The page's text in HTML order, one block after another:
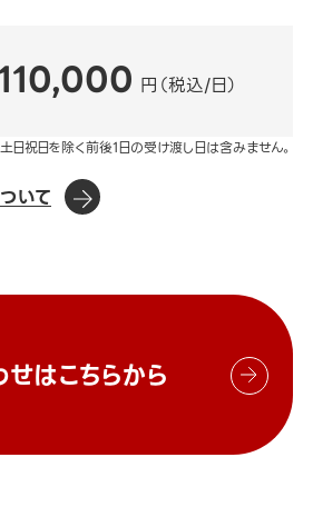
円（税込/日）
祝日を除く前後1日の受け渡し日は含みません。
いて
はこちらから